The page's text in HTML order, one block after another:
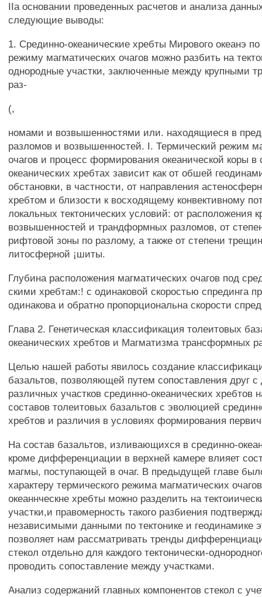
IIa основании проведенных расчетов и анализа
следующие выводы:
1. Срединно-океанические хребты Мирового океанэ
режиму магматических очагов можно разбить на
однородные участки, заключенные между крупными
раз-
(,
номами и возвышенностями или. находящиеся в
разломов и возвышенностей. I. Термический режим
очагов и процесс формирования океанической коры в
океанических хребтах зависит как от обшей
обстановки, в частности, от направления
хребтом и близости к восходящему конвективному
локальных тектонических условий: от расположения
возвышенностей и трандформных разломов, от
рифтовой зоны по разлому, а также от степени
литосферной ¡шиты.
Глубина расположения магматических очагов под
скими хребтам:! с одинаковой скоростью спрединга
одинакова и обратно пропорциональна скорости
Глава 2. Генетическая классификация толеитовых
океанических хребтов и Магматизма трансформных
Целью нашей работы явилось создание
базальтов, позволяющей путем сопоставления друг с
различных участков срединно-океанических хребтов
составов толеитовых базальтов с эволюцией
хребтов и различия в условиях формирования
На состав базальтов, изливающихся в срединно-
кроме дифференциации в верхней камере влияет
магмы, поступающей в очаг. В предыдущей главе
характеру термического режима магматических
океаннческне хребты можно разделить на
участки,и правомерность такого разбиения
независимыми данными по тектонике и геодинамике
позволяет нам рассматривать тренды
стекол отдельно для каждого тектонически-
проводить сопоставление между участками.
Анализ содержаний главных компонентов стекол с